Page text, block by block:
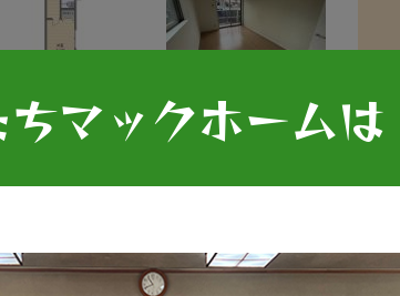
市屋敷４丁目 54,000
円
マックホームは